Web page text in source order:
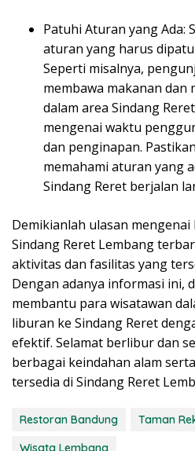
Patuhi Aturan yang Ada:
aturan yang harus
Seperti misalnya,
membawa makanan dan
dalam area Sindang
mengenai waktu
dan penginapan.
memahami aturan yang
Sindang Reret berjalan
Demikianlah ulasan
Sindang Reret Lembang
aktivitas dan fasilitas yang
Dengan adanya informasi ini,
membantu para wisatawan
liburan ke Sindang Reret
efektif. Selamat berlibur dan
berbagai keindahan alam
tersedia di Sindang Reret
Restoran Bandung
Taman
Wisata Lembang